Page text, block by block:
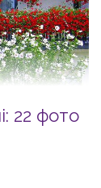
22 фото